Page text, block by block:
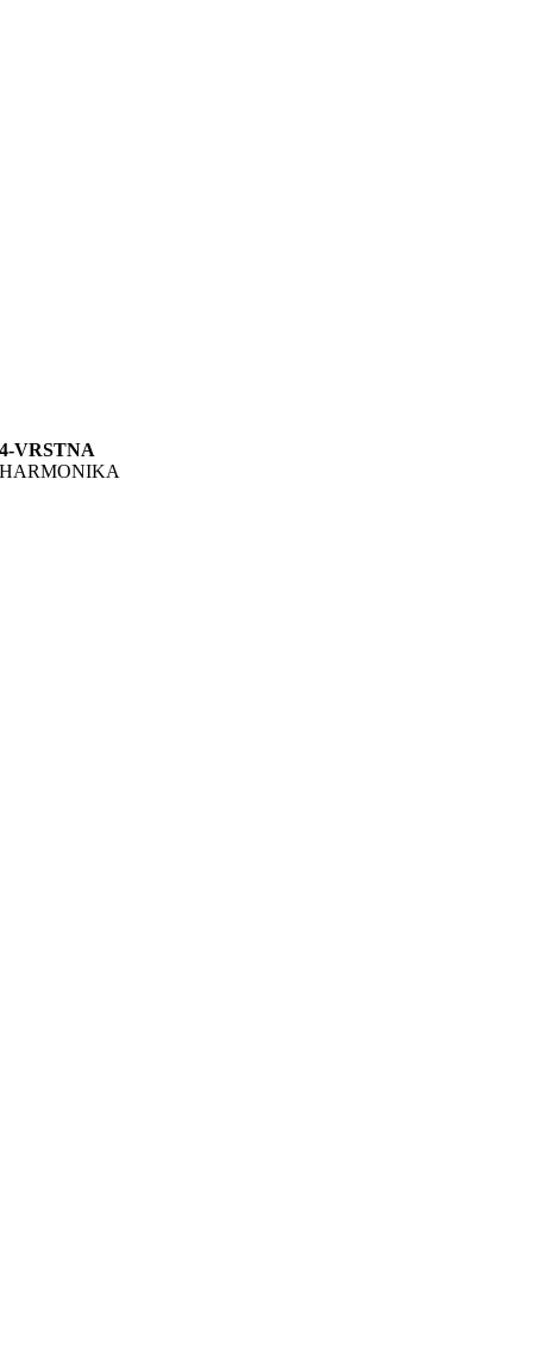
4-VRSTNA
HARMONIKA